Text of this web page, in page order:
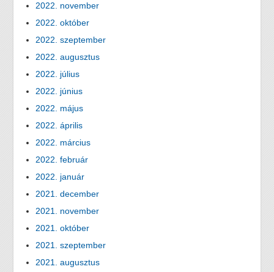
2022. november
2022. október
2022. szeptember
2022. augusztus
2022. július
2022. június
2022. május
2022. április
2022. március
2022. február
2022. január
2021. december
2021. november
2021. október
2021. szeptember
2021. augusztus